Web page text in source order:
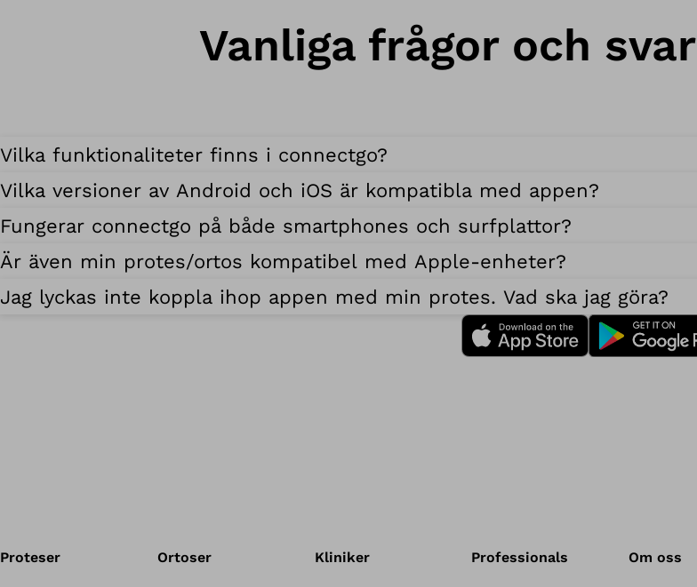
Vanliga frågor och svar
Vilka funktionaliteter finns i connectgo?
Vilka versioner av Android och iOS är kompatibla med appen?
Fungerar connectgo på både smartphones och surfplattor?
Är även min protes/ortos kompatibel med Apple-enheter?
Jag lyckas inte koppla ihop appen med min protes. Vad ska jag göra?
Proteser Ortoser Kliniker Professionals Om oss